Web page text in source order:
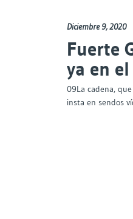
Fuerte
ya en
Diciembre 9, 2020
09La cadena,
insta en sendos